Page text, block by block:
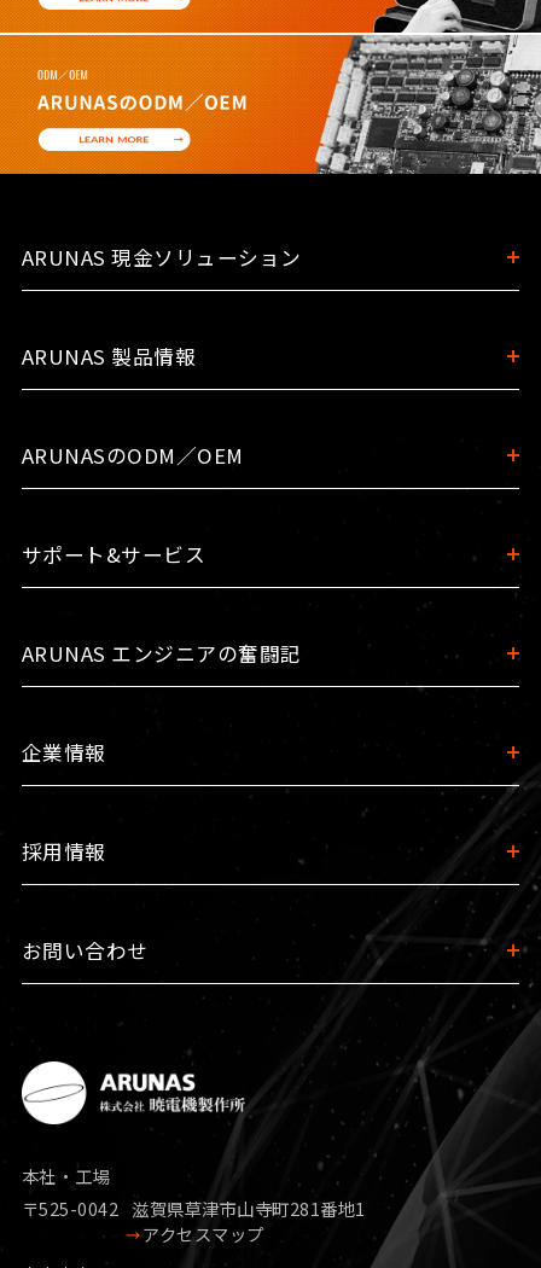
ARUNAS 現金ソリューション
ARUNAS 製品情報
ARUNASのODM／OEM
サポート&サービス
ARUNAS エンジニアの奮闘記
企業情報
採用情報
お問い合わせ
本社・工場
〒525-0042 滋賀県草津市山寺町281番地1
アクセスマップ